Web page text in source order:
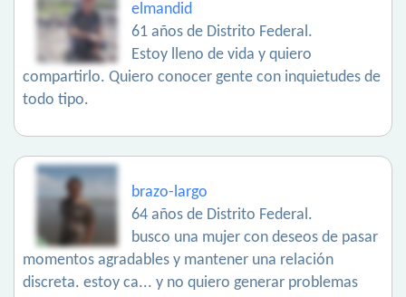
elmandid
61 años de Distrito Federal.
Estoy lleno de vida y quiero
compartirlo. Quiero conocer gente con inquietudes de
todo tipo.
brazo-largo
64 años de Distrito Federal.
busco una mujer con deseos de pasar
momentos agradables y mantener una relación
discreta. estoy ca... y no quiero generar problemas